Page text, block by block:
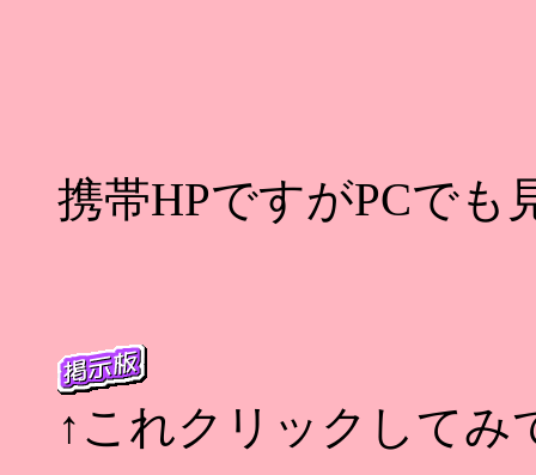
携帯HPですがPCで
↑これクリックしてみ